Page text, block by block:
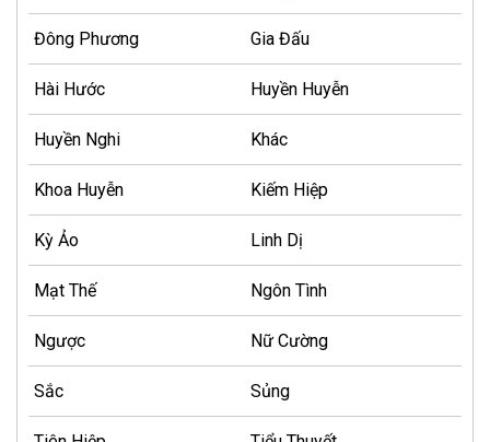
Đông Phương Gia Đấu
Hài Hước Huyền Huyễn
Huyền Nghi Khác
Khoa Huyễn Kiếm Hiệp
Kỳ Ảo Linh Dị
Mạt Thế Ngôn Tình
Ngược Nữ Cường
Sắc Sủng